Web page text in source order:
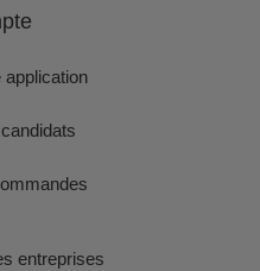
application
entreprises